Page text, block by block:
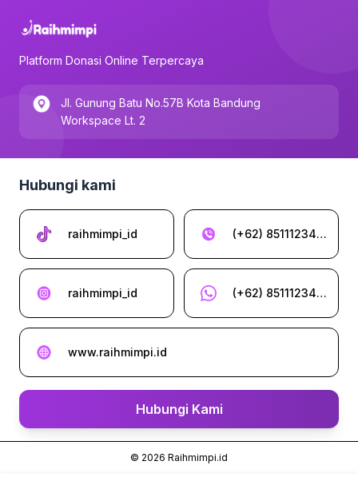
Platform Donasi Online Terpercaya
Jl. Gunung Batu No.57B Kota Bandung
Workspace Lt. 2
Hubungi kami
raihmimpi_id (+62) 85111234962
raihmimpi_id (+62) 85111234962
www.raihmimpi.id
Hubungi Kami
© 2026 Raihmimpi.id